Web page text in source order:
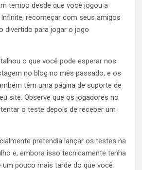
tempo desde que você jogou a
recomeçar com seus amigos
divertido para jogar o jogo
o que você pode esperar nos
no blog no mês passado, e os
têm uma página de suporte de
site. Observe que os jogadores no
o teste depois de receber um
pretendia lançar os testes na
e, embora isso tecnicamente tenha
um pouco mais tarde do que você